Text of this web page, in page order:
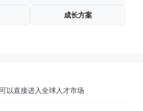
成长方案
以直接进入全球人才市场